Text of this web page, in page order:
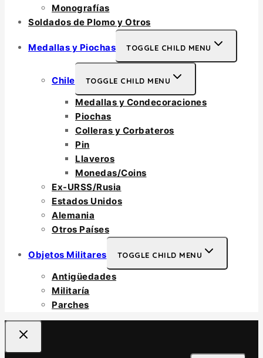
Monografías
Soldados de Plomo y Otros
Medallas y Piochas TOGGLE CHILD MENU
Chile TOGGLE CHILD MENU
Medallas y Condecoraciones
Piochas
Colleras y Corbateros
Pin
Llaveros
Monedas/Coins
Ex-URSS/Rusia
Estados Unidos
Alemania
Otros Países
Objetos Militares TOGGLE CHILD MENU
Antigüedades
Militaría
Parches